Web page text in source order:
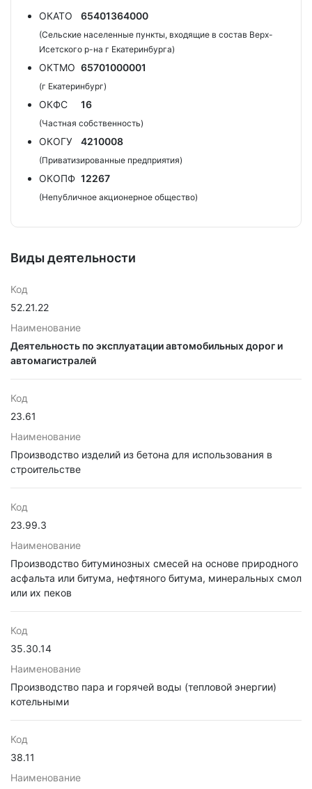
ОКАТО
65401364000
(Сельские населенные пункты, входящие в состав Верх-
Исетского р-на г Екатеринбурга)
ОКТМО 65701000001
(г Екатеринбург)
ОКФС 16
(Частная собственность)
ОКОГУ 4210008
(Приватизированные предприятия)
ОКОПФ 12267
(Непубличное акционерное общество)
Виды деятельности
Код
52.21.22
Наименование
Деятельность по эксплуатации автомобильных дорог и
автомагистралей
Код
23.61
Наименование
Производство изделий из бетона для использования в
строительстве
Код
23.99.3
Наименование
Производство битуминозных смесей на основе природного
асфальта или битума, нефтяного битума, минеральных смол
или их пеков
Код
35.30.14
Наименование
Производство пара и горячей воды (тепловой энергии)
котельными
Код
38.11
Наименование